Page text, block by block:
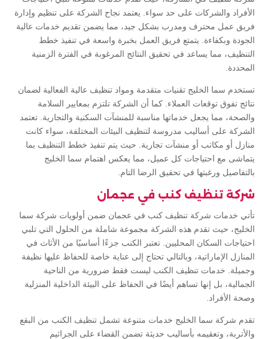
الأفراد والشركات على حد سواء. يعتمد نجاح الشركة على تنظيم وإدارة
فريق عمل محترف ومدرب بشكل جيد، مما يضمن تقديم خدمات عالية
الجودة وبكفاءة. يتمتع فريق العمل بخبرة واسعة في تنفيذ خطط
التنظيف، مما يساعد في تحقيق النتائج المرغوبة في الفترة الزمنية
المحددة.
تستخدم سما الخليج تقنيات متقدمة ومواد تنظيف عالية الفعالية لضمان
نتائج تفوق توقعات العملاء. كما أن الشركة تلتزم بمعايير السلامة
والصحة، مما يجعل خدماتها مناسبة للمنشآت السكنية والتجارية. تعتمد
الشركة على أساليب مدروسة لتنظيف البيئات المختلفة، سواء كانت
منازل أو مكاتب أو منشآت تجارية. حيث يتم تنفيذ خطط التنظيف بما
يتماشى مع احتياجات كل عميل، مما يعكس اهتمام سما الخليج
بالتفاصيل ورغبتها في تحقيق الرضا التام.
شركة تنظيف كنب في عجمان
تأتي خدمات شركة تنظيف كنب في عجمان ضمن أولويات شركة سما
الخليج، حيث تقدم هذه الشركة مجموعة شاملة من الحلول التي تلبي
احتياجات السكان المحليين. تعتبر الكنب جزءًا أساسيًا من الأثاث في
المنازل الإماراتية، وبالتالي تحتاج إلى عناية خاصة للحفاظ عليها نظيفة
وجميلة. خدمات تنظيف الكنب ليست فقط ضرورية من الناحية
الجمالية، بل إنها تساهم أيضًا في الحفاظ على البيئة الداخلية المنزلية
وصحة الأفراد.
تقدم شركة سما الخليج خدمات متنوعة تشمل تنظيف الكنب من البقع
والأتربة، وتعقيمه بأساليب حديثة تضمن القضاء على الجراثيم